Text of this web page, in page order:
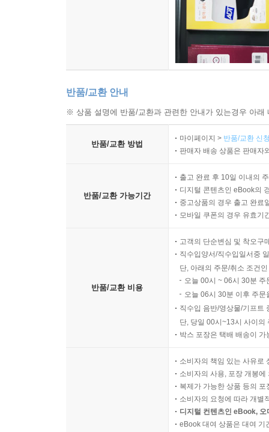
반품/교환 안내
※ 상품 설명에 반품/교환과 관련한 안내가 있는경우 아
반품/교환 방법
마이페이지 > 반품/교환 신
판매자 배송 상품은 판매자
반품/교환 가능기간
출고 완료 후 10일 이내의
디지털 콘텐츠인 eBook의
중고상품의 경우 출고 완료
모바일 쿠폰의 경우 유효기
반품/교환 비용
고객의 단순변심 및 착오구
직수입양서/직수입일서중
단, 아래의 주문/취소 조건
오늘 00시 ~ 06시 30분
오늘 06시 30분 이후 주
직수입 음반/영상물/기프트
단, 당일 00시~13시 사이의
박스 포장은 택배 배송이
소비자의 책임 있는 사유로
소비자의 사용, 포장 개봉
복제가 가능한 상품 등의
소비자의 요청에 따라 개별
디지털 컨텐츠인 eBook,
eBook 대여 상품은 대여 기